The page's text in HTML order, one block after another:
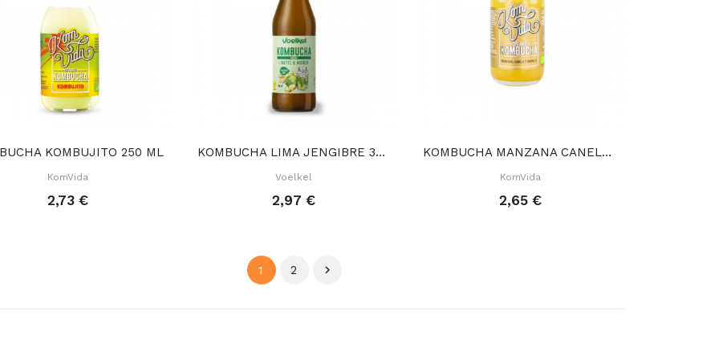
KOMBUJITO 250 ML
KomVida
2,73 €
KOMBUCHA LIMA JENGIBRE 330 ML
Voelkel
2,97 €
KOMBUCHA MANZANA CANELA VAINILLA 250 ML
KomVida
2,65 €
1 2 